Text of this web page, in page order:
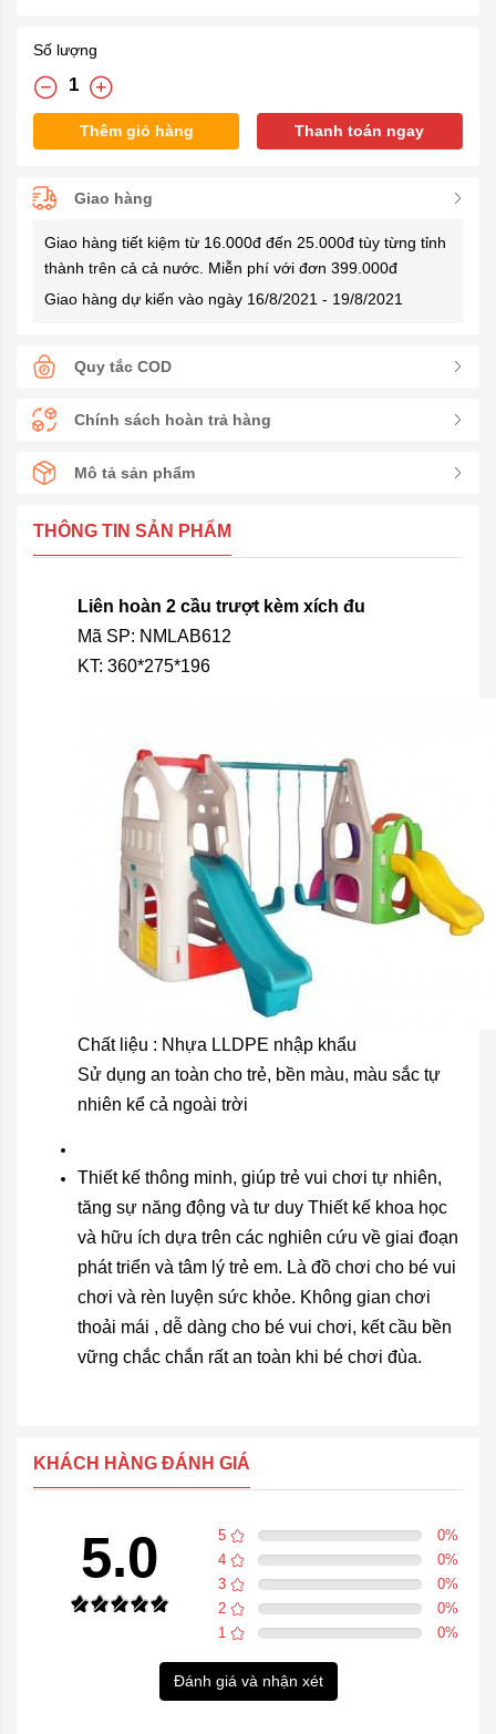
Số lượng
Thêm giỏ hàng Thanh toán ngay
Giao hàng
Giao hàng tiết kiệm từ 16.000đ đến 25.000đ tùy từng tỉnh
thành trên cả cả nước. Miễn phí với đơn 399.000đ
Giao hàng dự kiến vào ngày 16/8/2021 - 19/8/2021
Quy tắc COD
Chính sách hoàn trả hàng
Mô tả sản phẩm
THÔNG TIN SẢN PHẨM
Liên hoàn 2 cầu trượt kèm xích đu
Mã SP: NMLAB612
KT: 360*275*196
Chất liệu : Nhựa LLDPE nhập khẩu
Sử dụng an toàn cho trẻ, bền màu, màu sắc tự
nhiên kể cả ngoài trời
Thiết kế thông minh, giúp trẻ vui chơi tự nhiên,
tăng sự năng động và tư duy Thiết kế khoa học
và hữu ích dựa trên các nghiên cứu về giai đoạn
phát triển và tâm lý trẻ em. Là đồ chơi cho bé vui
chơi và rèn luyện sức khỏe. Không gian chơi
thoải mái , dễ dàng cho bé vui chơi, kết cầu bền
vững chắc chắn rất an toàn khi bé chơi đùa.
KHÁCH HÀNG ĐÁNH GIÁ
5.0 5 0%
4
0%
3
0%
2
0%
1
0%
Đánh giá và nhận xét